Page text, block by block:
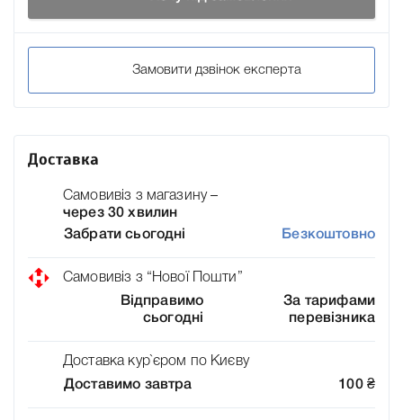
Замовити дзвінок експерта
Доставка
Самовивіз з магазину –
через 30 хвилин
Забрати сьогодні
Безкоштовно
Самовивіз з “Нової Пошти”
Відправимо
сьогодні
За тарифами
перевізника
Доставка кур`єром по Києву
Доставимо завтра
100 ₴